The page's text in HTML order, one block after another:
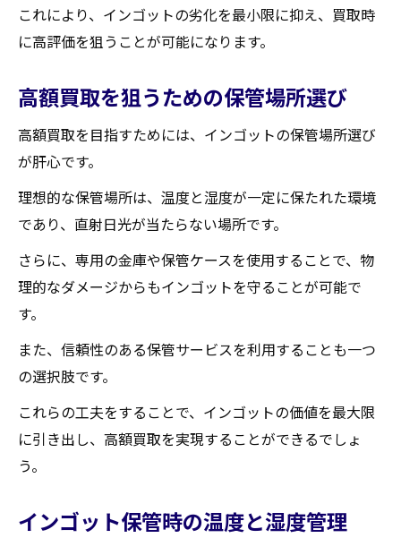
これにより、インゴットの劣化を最小限に抑え、買取時
に高評価を狙うことが可能になります。
高額買取を狙うための保管場所選び
高額買取を目指すためには、インゴットの保管場所選び
が肝心です。
理想的な保管場所は、温度と湿度が一定に保たれた環境
であり、直射日光が当たらない場所です。
さらに、専用の金庫や保管ケースを使用することで、物
理的なダメージからもインゴットを守ることが可能で
す。
また、信頼性のある保管サービスを利用することも一つ
の選択肢です。
これらの工夫をすることで、インゴットの価値を最大限
に引き出し、高額買取を実現することができるでしょ
う。
インゴット保管時の温度と湿度管理